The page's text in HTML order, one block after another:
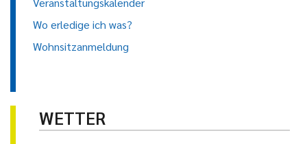
Wo erledige ich was?
Wohnsitzanmeldung
WETTER